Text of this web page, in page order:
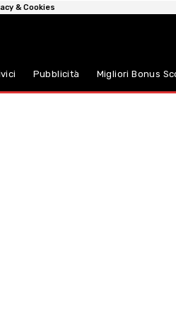
& Cookies
Pubblicità Migliori Bonus